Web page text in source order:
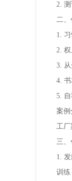
2.
二、
1.
2.
3.
4.
5.
案例
工厂
三、
1.
训练